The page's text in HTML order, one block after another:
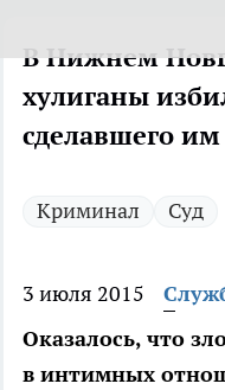
В Нижнем
хулиганы
сделавшего
Криминал Суд
3 июля 2015
Оказалось, что
в интимных